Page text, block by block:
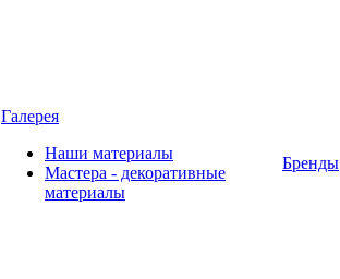
Галерея
Наши материалы
Мастера - декоративные
материалы
Бренды